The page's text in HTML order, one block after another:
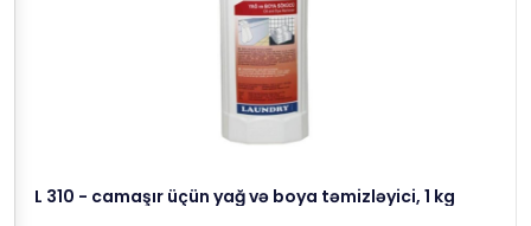
L 310 - camaşır üçün yağ və boya təmizləyici, 1 kg